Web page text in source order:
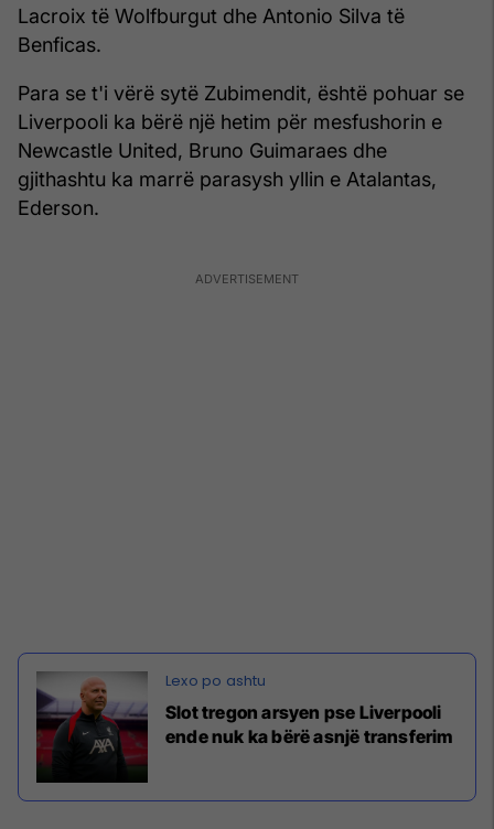
Lacroix të Wolfburgut dhe Antonio Silva të
Benficas.
Para se t'i vërë sytë Zubimendit, është pohuar se
Liverpooli ka bërë një hetim për mesfushorin e
Newcastle United, Bruno Guimaraes dhe
gjithashtu ka marrë parasysh yllin e Atalantas,
Ederson.
Slot tregon arsyen pse Liverpooli
ende nuk ka bërë asnjë transferim